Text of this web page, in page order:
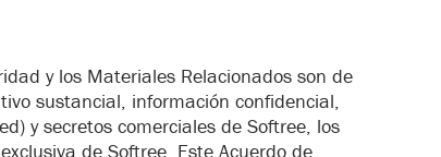
y los Materiales Relacionados son de
sustancial, información confidencial,
y secretos comerciales de Softree, los
de Softree. Este Acuerdo de